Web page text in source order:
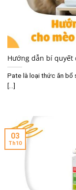
Hướng dẫn bí quyết
Pate là loại thức ăn bổ
[...]
03
Th10